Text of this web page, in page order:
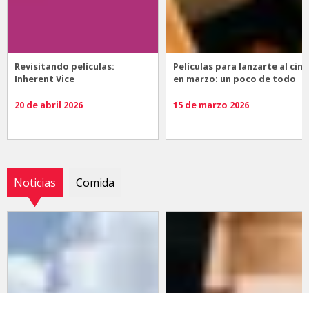
Revisitando películas:
Inherent Vice
20 de abril 2026
Películas para lanzarte al cine
en marzo: un poco de todo
15 de marzo 2026
Noticias Comida